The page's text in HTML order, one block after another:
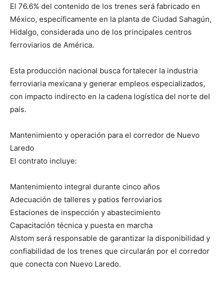
El 76.6% del contenido de los trenes será fabricado en
México, específicamente en la planta de Ciudad Sahagún,
Hidalgo, considerada uno de los principales centros
ferroviarios de América.
Esta producción nacional busca fortalecer la industria
ferroviaria mexicana y generar empleos especializados,
con impacto indirecto en la cadena logística del norte del
país.
Mantenimiento y operación para el corredor de Nuevo
Laredo
El contrato incluye:
Mantenimiento integral durante cinco años
Adecuación de talleres y patios ferroviarios
Estaciones de inspección y abastecimiento
Capacitación técnica y puesta en marcha
Alstom será responsable de garantizar la disponibilidad y
confiabilidad de los trenes que circularán por el corredor
que conecta con Nuevo Laredo.